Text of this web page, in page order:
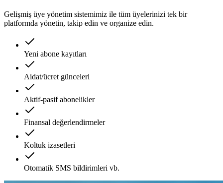
Gelişmiş üye yönetim sistemimiz ile tüm üyelerinizi tek bir
platformda yönetin, takip edin ve organize edin.
Yeni abone kayıtları
Aidat/ücret günceleri
Aktif-pasif abonelikler
Finansal değerlendirmeler
Koltuk izasetleri
Otomatik SMS bildirimleri vb.